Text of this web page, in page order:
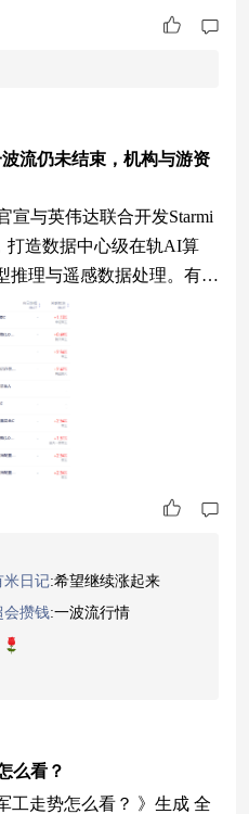
流仍未结束，机构与游资
宣与英伟达联合开发Starmi
打造数据中心级在轨AI算
推理与遥感数据处理。有观
基础设施正式迈向太空，
新方向，或将重塑商业航天
构表示，民营火箭产业将
复用"闭环阶段，估值逻辑
业化验证，尽管需考虑气象
产业催
米日记:希望继续涨起来
会攒钱:一波流行情
么看？
工走势怎么看？ 》生成 全